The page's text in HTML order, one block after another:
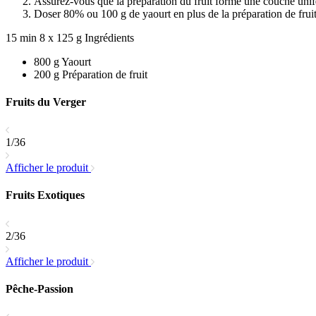
Doser 80% ou 100 g de yaourt en plus de la préparation de
15 min 8 x 125 g Ingrédients
800 g Yaourt
200 g Préparation de fruit
Fruits du Verger
1/36
Afficher le produit
Fruits Exotiques
2/36
Afficher le produit
Pêche-Passion